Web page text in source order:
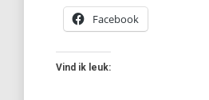
Facebook
Vind ik leuk: